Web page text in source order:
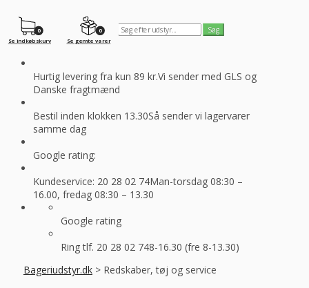
0
Se gemte varer
0
Se indkøbskurv
Hurtig levering fra kun 89 kr.Vi sender med GLS og
Danske fragtmænd
Bestil inden klokken 13.30Så sender vi lagervarer
samme dag
Google rating:
Kundeservice: 20 28 02 74Man-torsdag 08:30 –
16.00, fredag 08:30 – 13.30
Google rating
Ring tlf. 20 28 02 748-16.30 (fre 8-13.30)
Bageriudstyr.dk >Redskaber, tøj og service